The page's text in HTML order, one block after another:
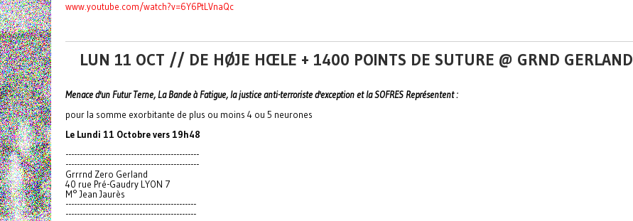
www.youtube.com/watch?v=6Y6PtLVnaQc
LUN 11 OCT // DE HØJE HŒLE + 1400 POINTS DE SUTURE @ GRND GERLAND
Menace d'un Futur Terne, La Bande à Fatigue, la justice anti-terroriste d'exception et la SOFRES Représentent :
pour la somme exorbitante de plus ou moins 4 ou 5 neurones
Le Lundi 11 Octobre vers 19h48
-----------------------------------------------
-----------------------------------------------
Grrrnd Zero Gerland
40 rue Pré-Gaudry LYON 7
M° Jean Jaurès
----------------------------------------------
----------------------------------------------